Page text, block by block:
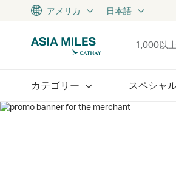
アメリカ 日本語
1,000以
カテゴリー スペシャ